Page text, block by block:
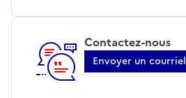
Contactez-nous
Envoyer un courriel